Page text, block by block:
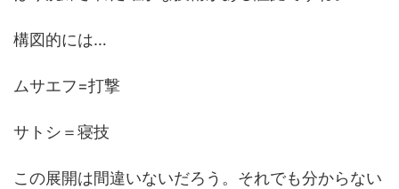
構図的には…
ムサエフ=打撃
サトシ＝寝技
この展開は間違いないだろう。それでも分からない